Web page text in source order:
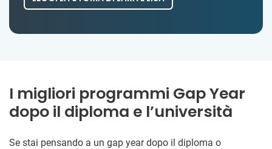
I migliori programmi Gap Year
dopo il diploma e l’università
Se stai pensando a un gap year dopo il diploma o